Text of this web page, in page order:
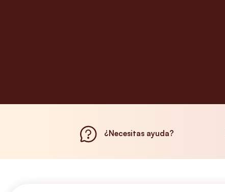
¿Necesitas ayuda?